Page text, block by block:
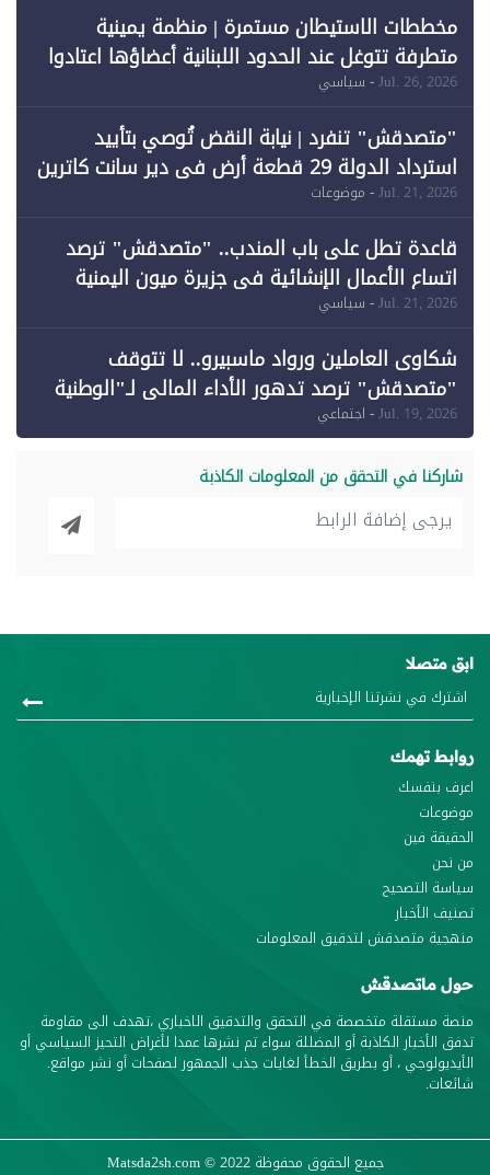
مخططات الاستيطان مستمرة | منظمة يمينية
متطرفة تتوغل عند الحدود اللبنانية أعضاؤها اعتادوا
خرق الحدود
Jul. 26, 2026- سياسي
"متصدقش" تنفرد | نيابة النقض تُوصي بتأييد
استرداد الدولة 29 قطعة أرض في دير سانت كاترين
وقبول طعن الحكومة جزئيًا (1)
Jul. 21, 2026- موضوعات
قاعدة تطل على باب المندب.. "متصدقش" ترصد
اتساع الأعمال الإنشائية في جزيرة ميون اليمنية
Jul. 21, 2026- سياسي
شكاوى العاملين ورواد ماسبيرو.. لا تتوقف
"متصدقش" ترصد تدهور الأداء المالي لـ"الوطنية
للإعلام"
Jul. 19, 2026- اجتماعي
شاركنا في التحقق من المعلومات الكاذبة
ابق متصلا
روابط تهمك
اعرف بنفسك
موضوعات
الحقيقة فين
من نحن
سياسة التصحيح
تصنيف الأخبار
منهجية متصدقش لتدقيق المعلومات
حول ماتصدقش
منصة مستقلة متخصصة في التحقق والتدقيق الاخباري ،تهدف الى مقاومة
تدفق الأخبار الكاذبة أو المضللة سواء تم نشرها عمدا لأغراض التحيز السياسي أو
الأيديولوجي ، أو بطريق الخطأ لغايات جذب الجمهور لصفحات أو نشر مواقع.
شائعات.
جميع الحقوق محفوظة Matsda2sh.com© 2022